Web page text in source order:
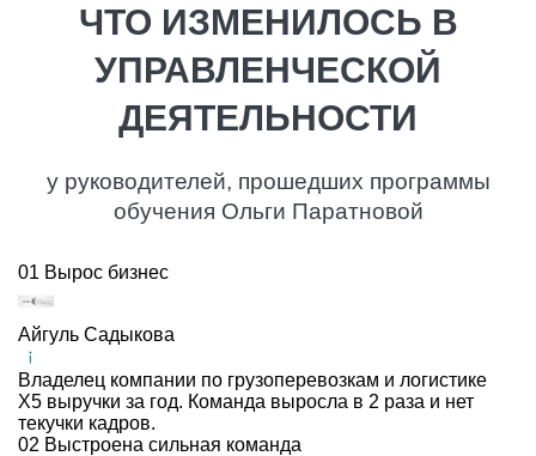
ЧТО ИЗМЕНИЛОСЬ В
УПРАВЛЕНЧЕСКОЙ
ДЕЯТЕЛЬНОСТИ
у руководителей, прошедших программы
обучения Ольги Паратновой
01 Вырос бизнес
Айгуль Садыкова
Владелец компании по грузоперевозкам и логистике
X5 выручки за год. Команда выросла в 2 раза и нет
текучки кадров.
02 Выстроена сильная команда